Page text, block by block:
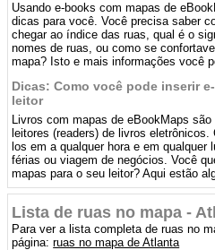
Usando e-books com mapas de
dicas para você. Você precisa saber
chegar ao índice das ruas, qual é o
nomes de ruas, ou como se
mapa? Isto e mais informações você
Dicas: Como você pode inserir
leitor
Livros com mapas de eBookMaps
leitores (readers) de livros
los em a qualquer hora e em
férias ou viagem de negócios. Você
mapas para o seu leitor? Aqui estão
Lista de ruas no mapa -
Para ver a lista completa de ruas no
página:ruas no mapa de Atlanta